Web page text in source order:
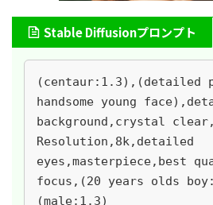
Stable Diffusionプロンプト
(centaur:1.3),(detailed
handsome young
background,crystal
Resolution,8k,detailed
eyes,masterpiece,best
focus,(20 years olds
(male:1.3)